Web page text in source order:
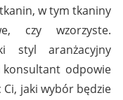
w tym tkaniny
czy wzorzyste.
styl aranżacyjny
odpowie
jaki wybór będzie